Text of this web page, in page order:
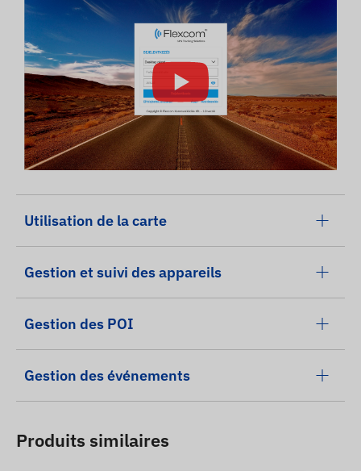
Utilisation de la carte
Gestion et suivi des appareils
Gestion des POI
Gestion des événements
Produits similaires